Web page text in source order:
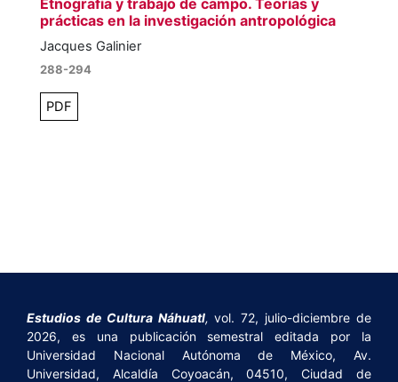
prácticas en la investigación antropológica
Jacques Galinier
288-294
PDF
Estudios de Cultura Náhuatl, vol. 72, julio-diciembre de
2026, es una publicación semestral editada por la
Universidad Nacional Autónoma de México, Av.
Universidad, Alcaldía Coyoacán, 04510, Ciudad de